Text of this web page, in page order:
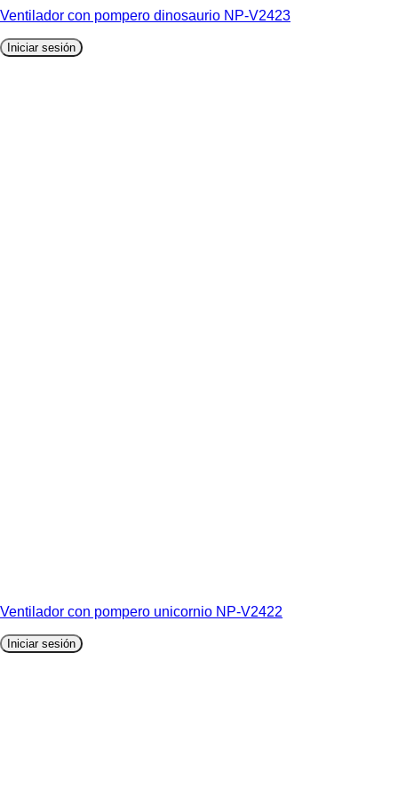
Ventilador con pompero dinosaurio NP-V2423
Iniciar sesión
Ventilador con pompero unicornio NP-V2422
Iniciar sesión